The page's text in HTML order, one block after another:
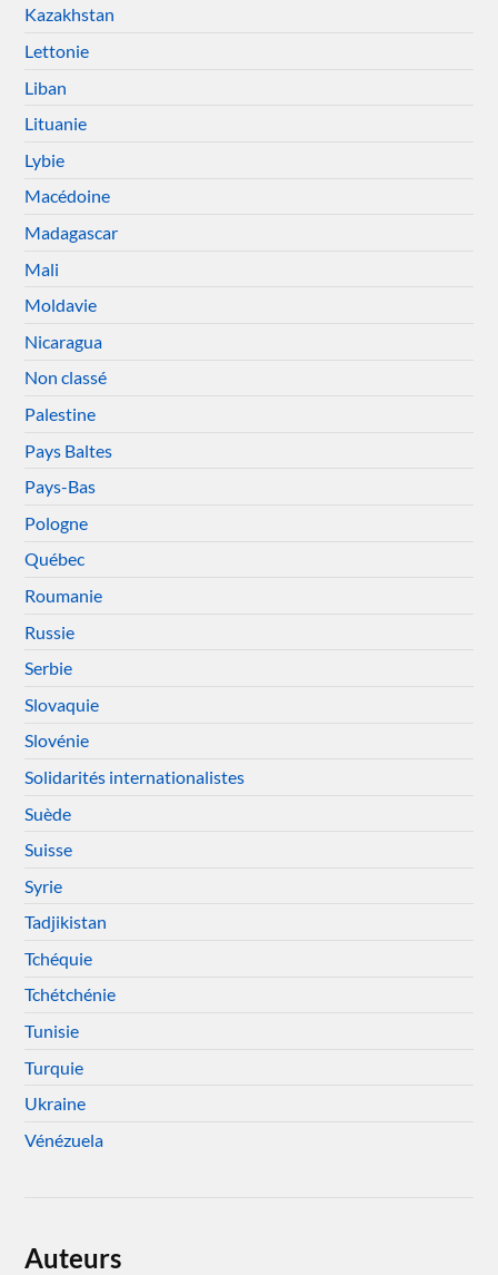
Kazakhstan
Lettonie
Liban
Lituanie
Lybie
Macédoine
Madagascar
Mali
Moldavie
Nicaragua
Non classé
Palestine
Pays Baltes
Pays-Bas
Pologne
Québec
Roumanie
Russie
Serbie
Slovaquie
Slovénie
Solidarités internationalistes
Suède
Suisse
Syrie
Tadjikistan
Tchéquie
Tchétchénie
Tunisie
Turquie
Ukraine
Vénézuela
Auteurs